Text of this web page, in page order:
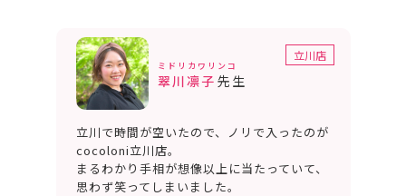
立川店
ミドリカワリンコ
翠川凛子 先生
立川で時間が空いたので、ノリで入ったのが
cocoloni立川店。
まるわかり手相が想像以上に当たっていて、
思わず笑ってしまいました。